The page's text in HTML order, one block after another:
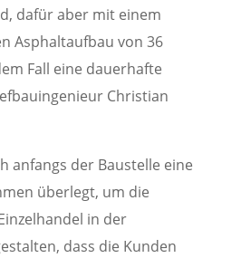
dafür aber mit einem
Asphaltaufbau von 36
Fall eine dauerhafte
Christian
anfangs der Baustelle eine
überlegt, um die
in der
dass die Kunden